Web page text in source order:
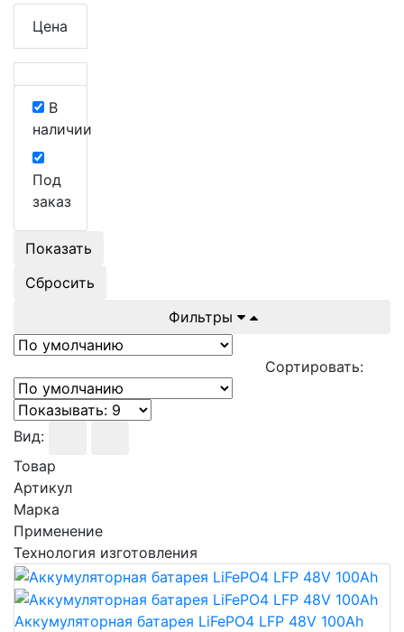
Цена
В
наличии
Под
заказ
Показать
Сбросить
Фильтры
Сортировать:
Вид:
Товар
Артикул
Марка
Применение
Технология изготовления
Аккумуляторная батарея LiFePO4 LFP 48V 100Ah